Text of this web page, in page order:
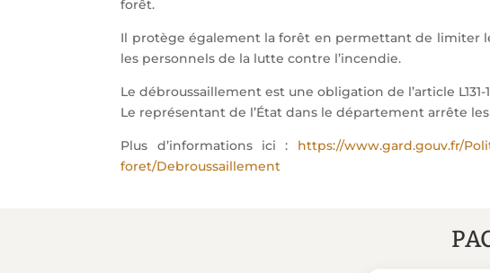
forêt.
Il protège également la forêt en permettant de limiter
les personnels de la lutte contre l’incendie.
Le débroussaillement est une obligation de l’article
Le représentant de l’État dans le département arrête
Plus d’informations ici : https://www.gard.gouv.fr/
foret/Debroussaillement